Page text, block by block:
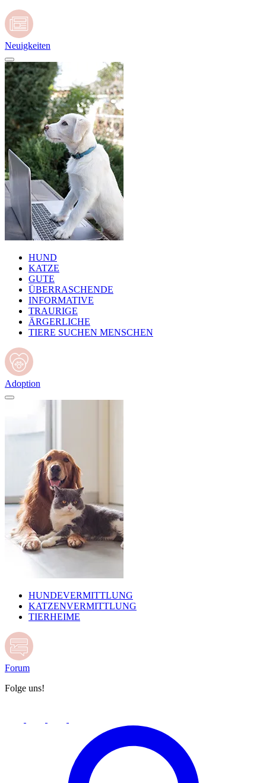
Neuigkeiten
HUND
KATZE
GUTE
ÜBERRASCHENDE
INFORMATIVE
TRAURIGE
ÄRGERLICHE
TIERE SUCHEN MENSCHEN
Adoption
HUNDEVERMITTLUNG
KATZENVERMITTLUNG
TIERHEIME
Forum
Folge uns!